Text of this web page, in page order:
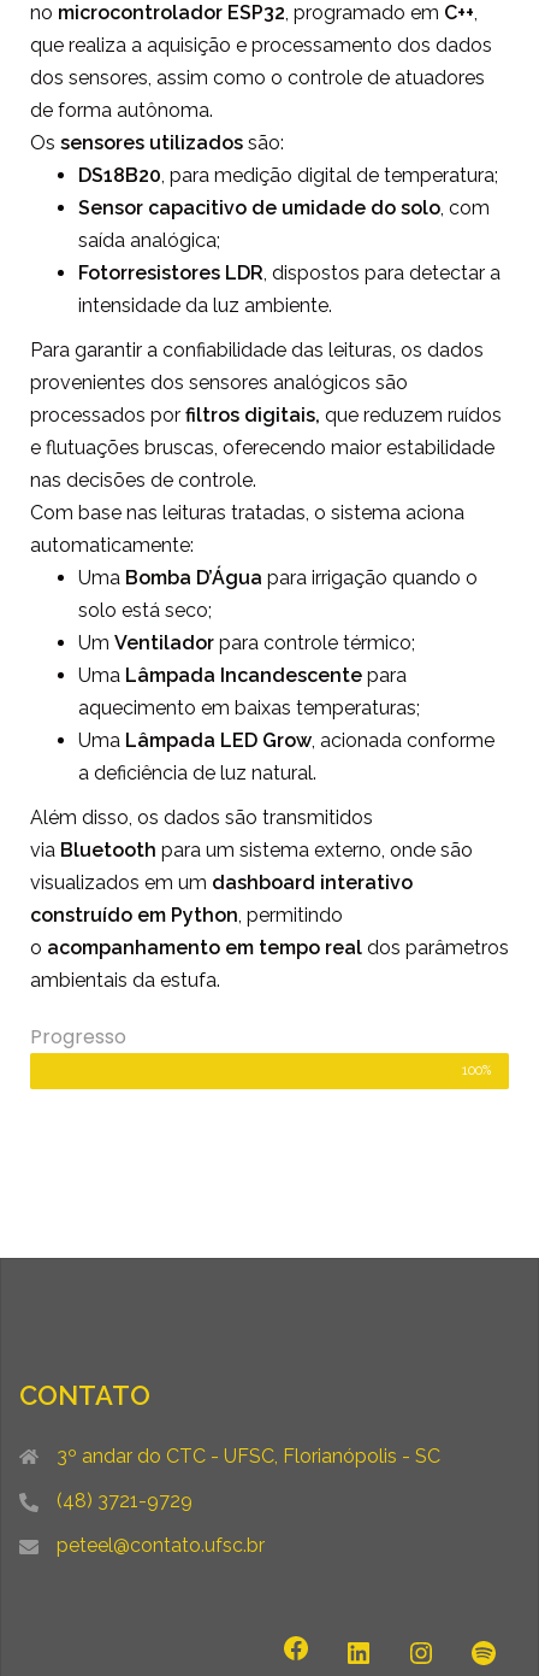
no microcontrolador ESP32, programado em C++,
que realiza a aquisição e processamento dos dados
dos sensores, assim como o controle de atuadores
de forma autônoma.
Os sensores utilizados são:
DS18B20, para medição digital de temperatura;
Sensor capacitivo de umidade do solo, com
saída analógica;
Fotorresistores LDR, dispostos para detectar a
intensidade da luz ambiente.
Para garantir a confiabilidade das leituras, os dados
provenientes dos sensores analógicos são
processados por filtros digitais, que reduzem ruídos
e flutuações bruscas, oferecendo maior estabilidade
nas decisões de controle.
Com base nas leituras tratadas, o sistema aciona
automaticamente:
Uma Bomba D’Água para irrigação quando o
solo está seco;
Um Ventilador para controle térmico;
Uma Lâmpada Incandescente para
aquecimento em baixas temperaturas;
Uma Lâmpada LED Grow, acionada conforme
a deficiência de luz natural.
Além disso, os dados são transmitidos
via Bluetooth para um sistema externo, onde são
visualizados em um dashboard interativo
construído em Python, permitindo
o acompanhamento em tempo real dos parâmetros
ambientais da estufa.
Progresso
100%
CONTATO
3º andar do CTC - UFSC, Florianópolis - SC
(48) 3721-9729
peteel@contato.ufsc.br